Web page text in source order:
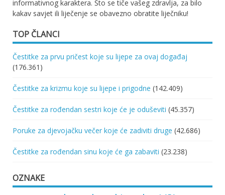
informativnog karaktera. Što se tiče vašeg zdravlja, za bilo
kakav savjet ili liječenje se obavezno obratite liječniku!
TOP ČLANCI
Čestitke za prvu pričest koje su lijepe za ovaj događaj
(176.361)
Čestitke za krizmu koje su lijepe i prigodne (142.409)
Čestitke za rođendan sestri koje će je oduševiti (45.357)
Poruke za djevojačku večer koje će zadiviti druge (42.686)
Čestitke za rođendan sinu koje će ga zabaviti (23.238)
OZNAKE